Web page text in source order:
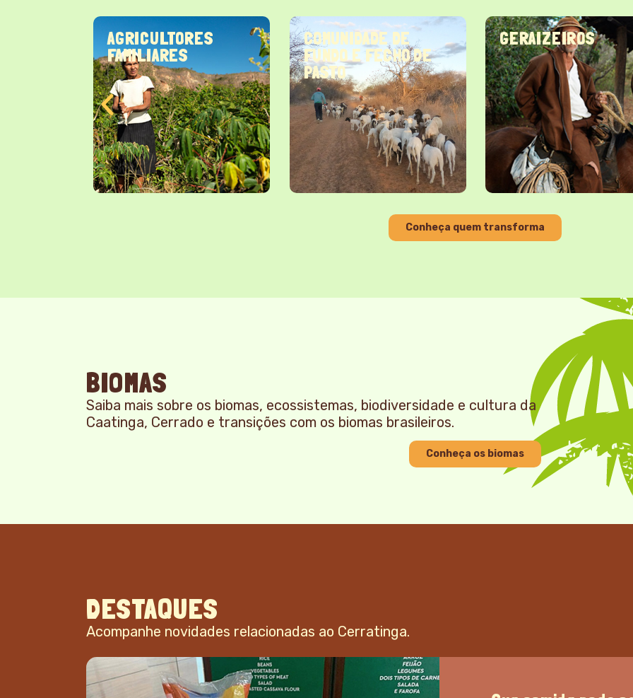
COMUNIDADE DE
FUNDO E FECHO DE
PASTO
GERAIZEIROS INDÍGENAS
Conheça quem transforma
BIOMAS
Saiba mais sobre os biomas, ecossistemas, biodiversidade e cultura da
Caatinga, Cerrado e transições com os biomas brasileiros.
Conheça os biomas
DESTAQUES
Acompanhe novidades relacionadas ao Cerratinga.